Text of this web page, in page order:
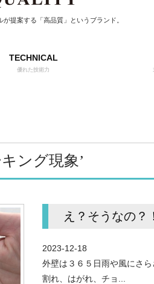
が提案する「高品質」というブランド。
TECHNICAL
優れた技術力
キング現象’
え？そうなの？
2023-12-18
外壁は３６５日雨や風にさ
割れ、はがれ、チョ...